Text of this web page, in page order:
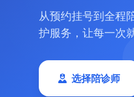
从预约挂号到全程
护服务，让每一次
选择陪诊师